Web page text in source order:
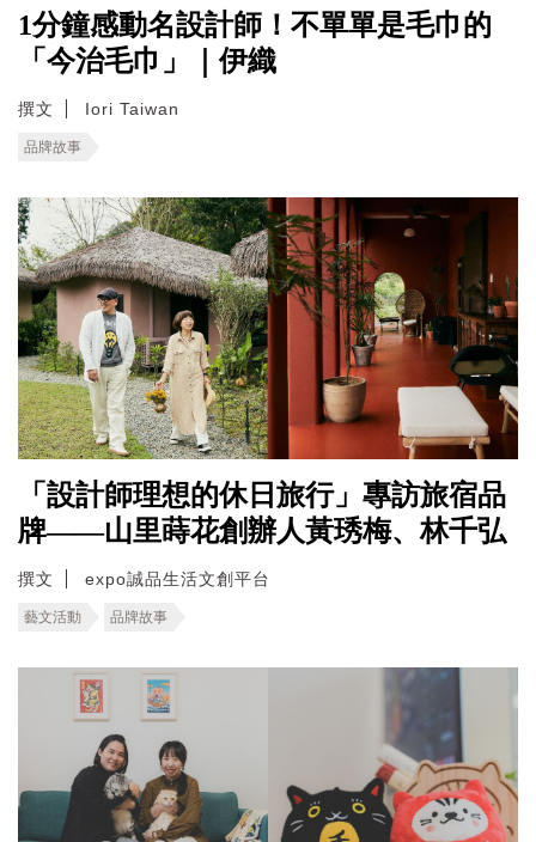
1分鐘感動名設計師！不單單是毛巾的
「今治毛巾」｜伊織
撰文 Iori Taiwan
品牌故事
「設計師理想的休日旅行」專訪旅宿品
牌——山里蒔花創辦人黃琇梅、林千弘
撰文 expo誠品生活文創平台
藝文活動 品牌故事